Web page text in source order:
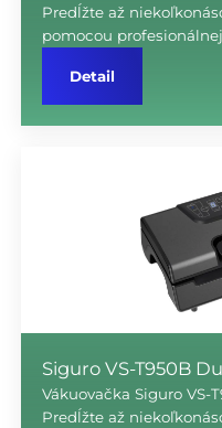
Predĺžte až
pomocou
Detail
Siguro VS-T950B
Vákuovačka Siguro VS-
Predĺžte až